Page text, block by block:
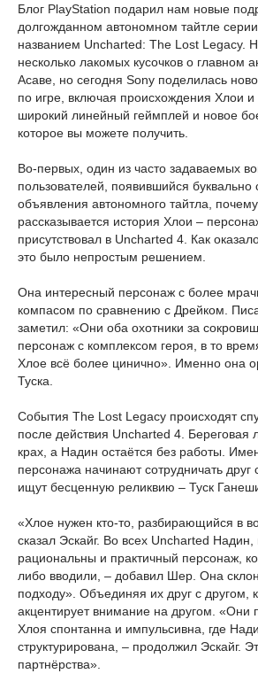
Блог PlayStation подарил нам новые
долгожданном автономном тайтле
названием Uncharted: The Lost Legacy.
несколько лакомых кусочков о главном
Асаве, но сегодня Sony поделилась
по игре, включая происхождения Хлои
широкий линейный геймплей и новое
которое вы можете получить.
Во-первых, один из часто задаваемых
пользователей, появившийся буквально
объявления автономного тайтла,
рассказывается история Хлои –
присутствовал в Uncharted 4. Как
это было непростым решением.
Она интересный персонаж с более
компасом по сравнению с Дрейком.
заметил: «Они оба охотники за
персонаж с комплексом героя, в то
Хлое всё более цинично». Именно она
Туска.
События The Lost Legacy происходят
после действия Uncharted 4. Береговая
крах, а Надин остаётся без работы.
персонажа начинают сотрудничать друг
ищут бесценную реликвию – Туск
«Хлое нужен кто-то, разбирающийся в
сказал Эскайг. Во всех Uncharted
рациональны и практичный персонаж,
либо вводили, – добавил Шер. Она
подходу». Объединяя их друг с другом,
акцентирует внимание на другом. «Они
Хлоя спонтанна и импульсивна, где
структурирована, – продолжил Эскайг.
партнёрства».